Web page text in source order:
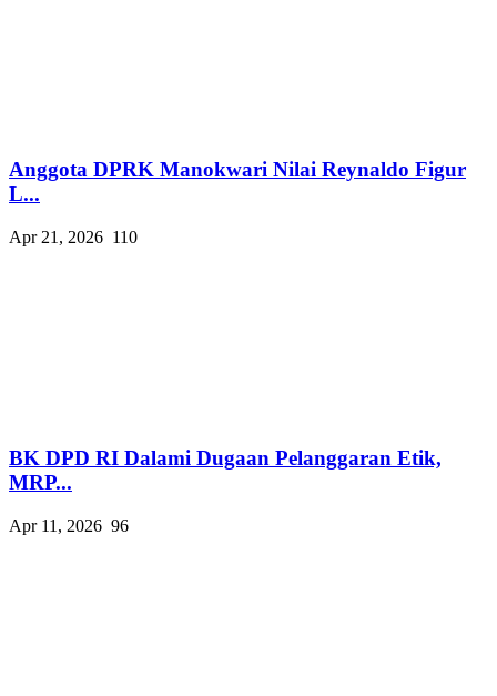
Anggota DPRK Manokwari Nilai Reynaldo Figur
L...
Apr 21, 2026 110
BK DPD RI Dalami Dugaan Pelanggaran Etik,
MRP...
Apr 11, 2026 96